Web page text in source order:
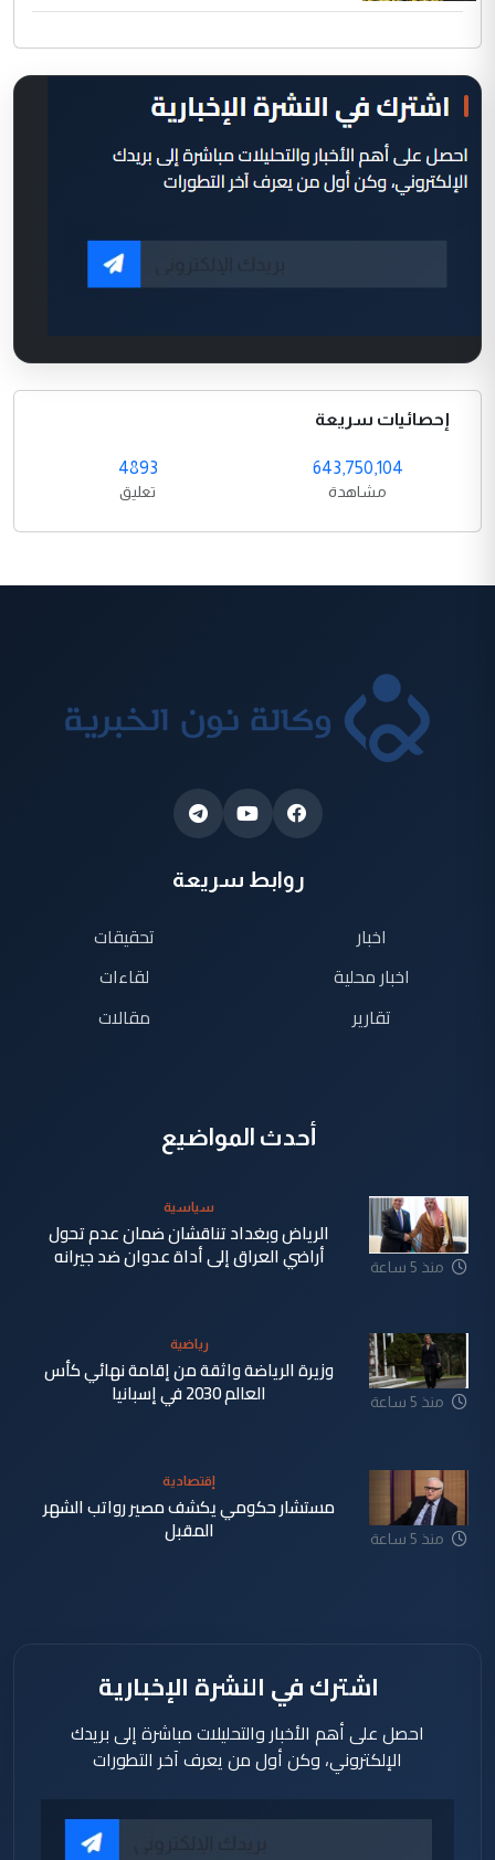
إحصائيات سريعة
643,750,104
مشاهدة
4893
تعليق
روابط سريعة
اخبار
اخبار محلية
تقارير
تحقيقات
لقاءات
مقالات
أحدث المواضيع
منذ 5 ساعة
سياسية
الرياض وبغداد تناقشان ضمان عدم تحول
أراضي العراق إلى أداة عدوان ضد جيرانه
منذ 5 ساعة
رياضية
وزيرة الرياضة واثقة من إقامة نهائي كأس
العالم 2030 في إسبانيا
منذ 5 ساعة
إقتصادية
مستشار حكومي يكشف مصير رواتب الشهر
المقبل
اشترك في النشرة الإخبارية
احصل على أهم الأخبار والتحليلات مباشرة إلى بريدك
الإلكتروني، وكن أول من يعرف آخر التطورات